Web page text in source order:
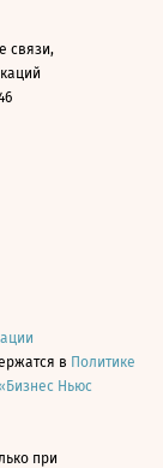
связи,
в Политике
Ньюс
при